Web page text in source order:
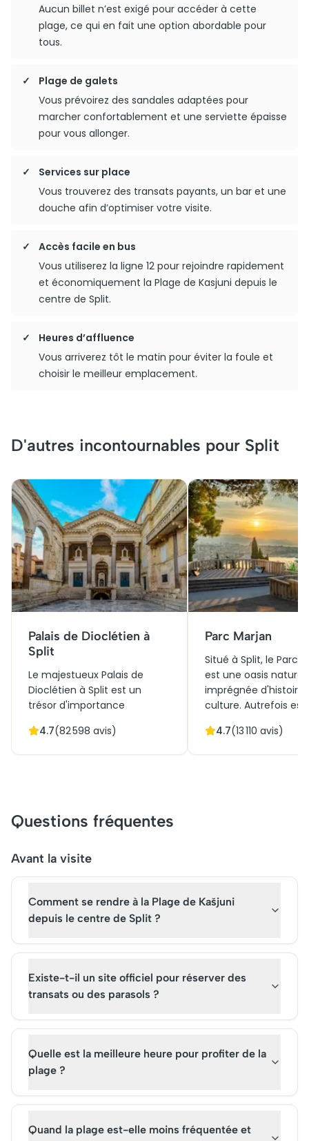
Aucun billet n’est exigé pour accéder à cette
plage, ce qui en fait une option abordable pour
tous.
Plage de galets
Vous prévoirez des sandales adaptées pour
marcher confortablement et une serviette épaisse
pour vous allonger.
Services sur place
Vous trouverez des transats payants, un bar et une
douche afin d’optimiser votre visite.
Accès facile en bus
Vous utiliserez la ligne 12 pour rejoindre rapidement
et économiquement la Plage de Kasjuni depuis le
centre de Split.
Heures d’affluence
Vous arriverez tôt le matin pour éviter la foule et
choisir le meilleur emplacement.
D'autres incontournables pour Split
Palais de Dioclétien à
Split
Le majestueux Palais de
Dioclétien à Split est un
trésor d'importance
symbole éclatant du
résidence impériale fortifiée.
Aujourd'hui, ses ruelles
architecturaux attirent des
réserver des billets pour une
visite immersive. Ce site
patrimoine mondial de
pour les amoureux d'histoire
et d'architecture.
4.7(82 598 avis)
Parc Marjan
Situé à Split, le Parc
est une oasis
imprégnée d'histoire
culture. Autrefois
locaux, il abrite
disponibles pour une
4.7(13 110 avis)
Questions fréquentes
Avant la visite
Comment se rendre à la Plage de Kašjuni
depuis le centre de Split ?
Existe-t-il un site officiel pour réserver des
transats ou des parasols ?
Quelle est la meilleure heure pour profiter de la
plage ?
Quand la plage est-elle moins fréquentée et